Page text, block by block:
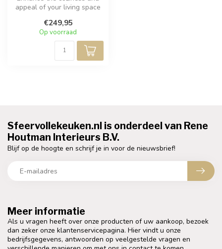
appeal of your living space
Craf...
€249,95
Op voorraad
Meer informatie
Als u vragen heeft over onze producten of uw aankoop, bezoek
dan zeker onze klantenservicepagina. Hier vindt u onze
bedrijfsgegevens, antwoorden op veelgestelde vragen en
Sfeervollekeuken.nl is onderdeel van Rene
Houtman Interieurs B.V.
Blijf op de hoogte en schrijf je in voor de nieuwsbrief!